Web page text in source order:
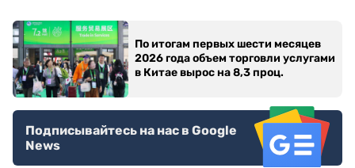
По итогам первых шести месяцев
2026 года объем торговли услугами
в Китае вырос на 8,3 проц.
Подписывайтесь на нас в Google
News